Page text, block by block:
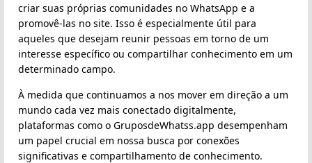
criar suas próprias comunidades no WhatsApp e a
promovê-las no site. Isso é especialmente útil para
aqueles que desejam reunir pessoas em torno de um
interesse específico ou compartilhar conhecimento em um
determinado campo.
À medida que continuamos a nos mover em direção a um
mundo cada vez mais conectado digitalmente,
plataformas como o GruposdeWhatss.app desempenham
um papel crucial em nossa busca por conexões
significativas e compartilhamento de conhecimento.